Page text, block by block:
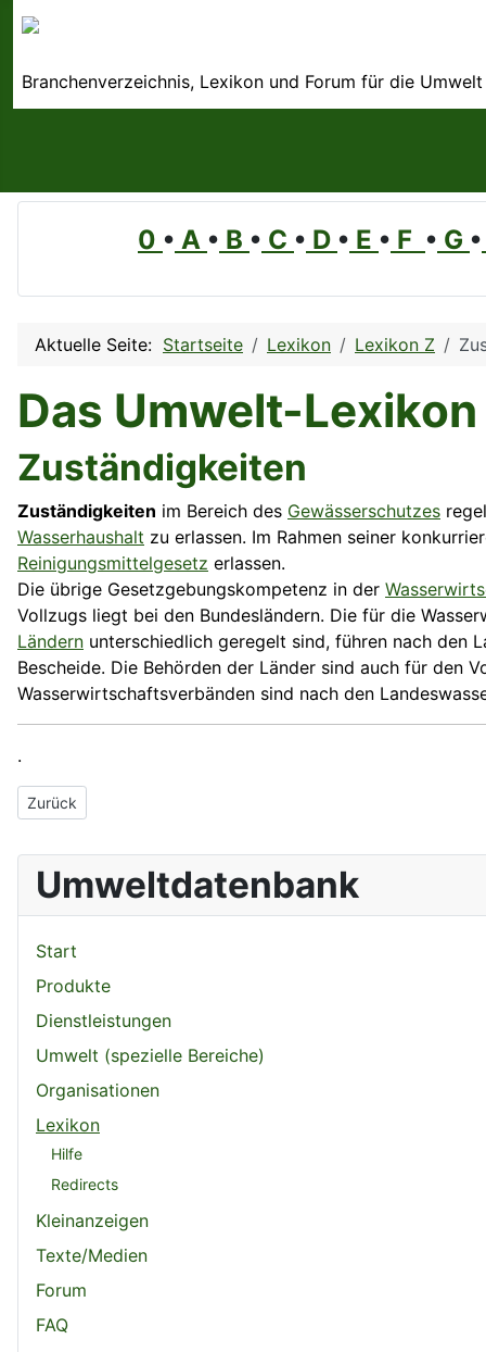
Branchenverzeichnis, Lexikon und Forum für die Umwelt
0 • A • B • C • D • E • F • G •
Aktuelle Seite: Startseite Lexikon Lexikon Z
Das Umwelt-Lexikon
Zuständigkeiten
Zuständigkeiten im Bereich des Gewässerschutzes
Wasserhaushalt zu erlassen. Im Rahmen seiner
Reinigungsmittelgesetz erlassen.
Die übrige Gesetzgebungs­kompetenz in der
Vollzugs liegt bei den Bundesländern. Die für die
Ländern unterschiedlich geregelt sind, führen nach den
Bescheide. Die Behörden der Länder sind auch für den
Wasserwirtschafts­verbänden sind nach den
.
Vorheriger Beitrag: Zustand
Zurück
Umweltdatenbank
Start
Produkte
Dienstleistungen
Umwelt (spezielle Bereiche)
Organisationen
Lexikon
Hilfe
Redirects
Kleinanzeigen
Texte/Medien
Forum
FAQ